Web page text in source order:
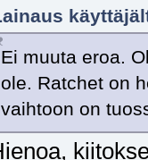
Ei muuta eroa.
ole. Ratchet on
vaihtoon on